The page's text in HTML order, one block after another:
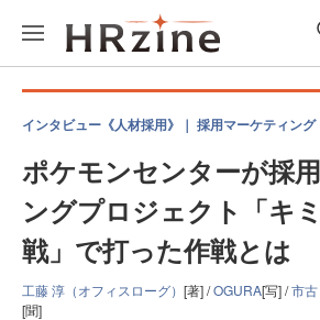
インタビュー《人材採用》｜ 採用マーケティング
ポケモンセンターが採
ングプロジェクト「キ
戦」で打った作戦とは
工藤 淳（オフィスローグ） [著] /OGURA[写] /市
[聞]